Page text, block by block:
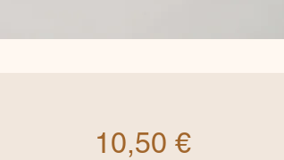
10,50 €Prix